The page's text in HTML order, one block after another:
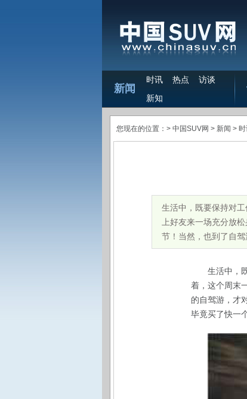
新闻
时讯 热点
访谈
新知
您现在的位置：> 中国SUV网 > 新闻 >
生活中，既要保持对
上好友来一场充分放
节！当然，也到了自驾
生活中，
着，这个周末
的自驾游，才
毕竟买了快一